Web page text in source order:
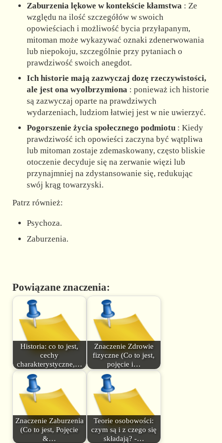
Zaburzenia lękowe w kontekście kłamstwa : Ze
względu na ilość szczegółów w swoich
opowieściach i możliwość bycia przyłapanym,
mitoman może wykazywać oznaki zdenerwowania
lub niepokoju, szczególnie przy pytaniach o
prawdziwość swoich anegdot.
Ich historie mają zazwyczaj dozę rzeczywistości,
ale jest ona wyolbrzymiona : ponieważ ich historie
są zazwyczaj oparte na prawdziwych
wydarzeniach, ludziom łatwiej jest w nie uwierzyć.
Pogorszenie życia społecznego podmiotu : Kiedy
prawdziwość ich opowieści zaczyna być wątpliwa
lub mitoman zostaje zdemaskowany, często bliskie
otoczenie decyduje się na zerwanie więzi lub
przynajmniej na zdystansowanie się, redukując
swój krąg towarzyski.
Patrz również:
Psychoza.
Zaburzenia.
Powiązane znaczenia:
Historia: co to jest,
cechy
charakterystyczne,…
Znaczenie Zdrowie
fizyczne (Co to jest,
pojęcie i…
Znaczenie Zaburzenia
(Co to jest, Pojęcie
&…
Teorie osobowości:
czym są i z czego się
składają? -…